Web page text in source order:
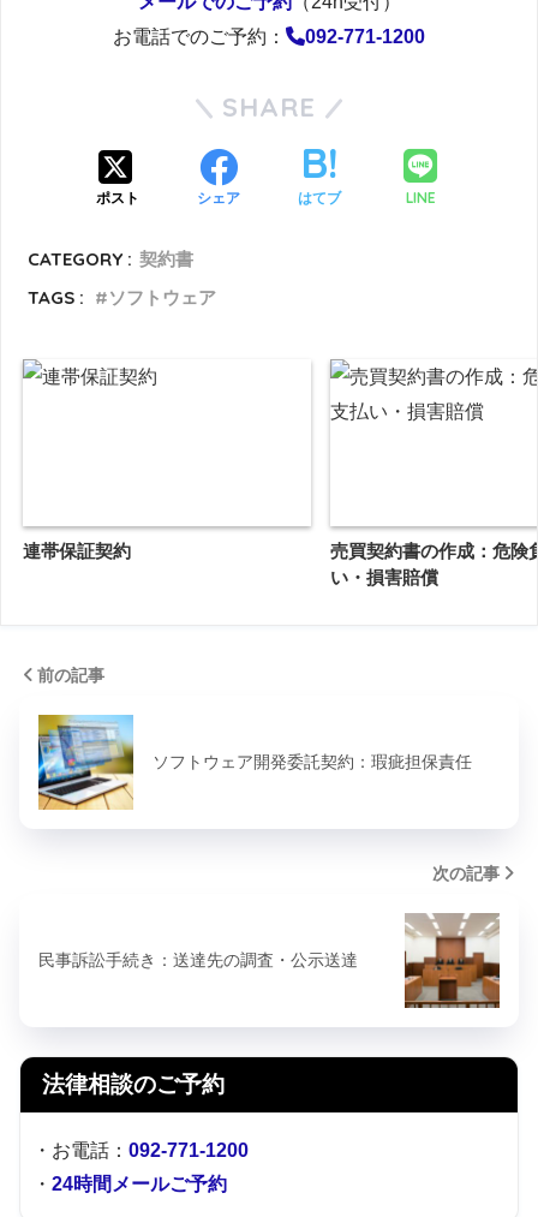
お電話でのご予約：
092-771-1200
SHARE
ポスト シェア はてブ LINE
CATEGORY : 契約書
TAGS :
ソフトウェア
連帯保証契約
売買契約書の作成：危険
い・損害賠償
前の記事
ソフトウェア開発委託契約：瑕疵担保責任
次の記事
民事訴訟手続き：送達先の調査・公示送達
法律相談のご予約
・お電話： 092-771-1200
・ 24時間メールご予約